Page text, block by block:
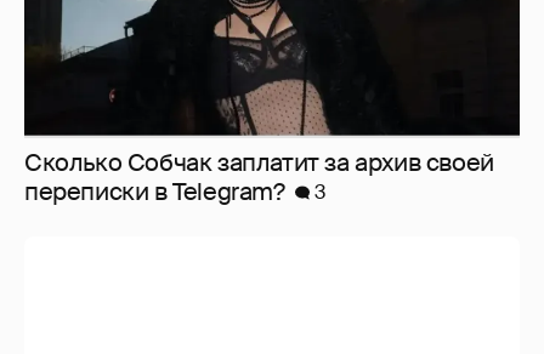
Сколько Собчак заплатит за архив своей
перeписки в Telegram?
3